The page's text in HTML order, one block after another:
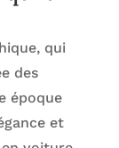
qui
des
époque
et